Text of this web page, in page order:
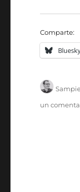
Comparte:
un